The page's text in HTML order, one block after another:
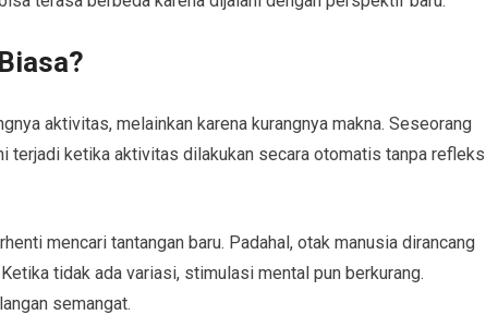
aktivitas, melainkan karena kurangnya makna. Seseorang
terjadi ketika aktivitas dilakukan secara otomatis tanpa
mencari tantangan baru. Padahal, otak manusia dirancang
tidak ada variasi, stimulasi mental pun berkurang.
semangat.